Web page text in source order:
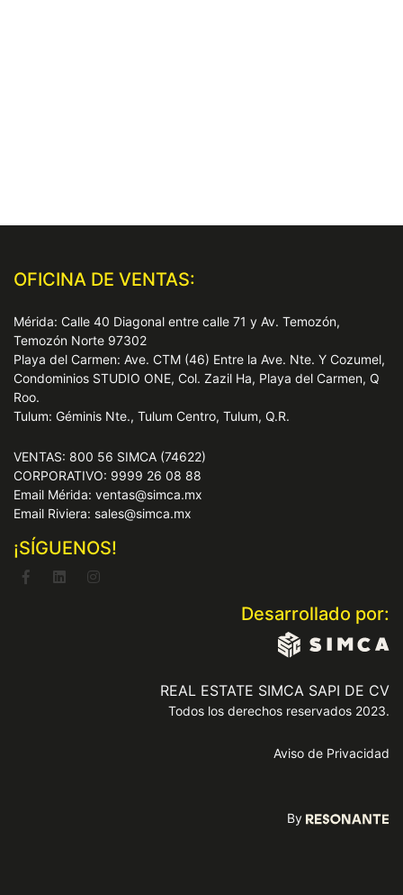
OFICINA DE VENTAS:
Mérida: Calle 40 Diagonal entre calle 71 y Av. Temozón,
Temozón Norte 97302
Playa del Carmen: Ave. CTM (46) Entre la Ave. Nte. Y Cozumel,
Condominios STUDIO ONE, Col. Zazil Ha, Playa del Carmen, Q
Roo.
Tulum: Géminis Nte., Tulum Centro, Tulum, Q.R.
VENTAS: 800 56 SIMCA (74622)
CORPORATIVO: 9999 26 08 88
Email Mérida: ventas@simca.mx
Email Riviera: sales@simca.mx
¡SÍGUENOS!
Desarrollado por:
REAL ESTATE SIMCA SAPI DE CV
Todos los derechos reservados 2023.
Aviso de Privacidad
By